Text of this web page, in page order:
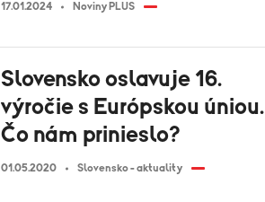
17.01.2024 Noviny PLUS
Slovensko oslavuje 16.
výročie s Európskou úniou.
Čo nám prinieslo?
01.05.2020 Slovensko - aktuality